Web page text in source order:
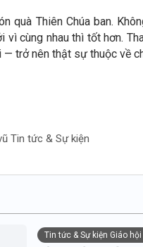
quà Thiên Chúa ban.
vì cùng nhau thì tốt hơn.
trở nên thật sự thuộc về
Tin tức & Sự kiện
Tin tức & Sự kiện Giáo